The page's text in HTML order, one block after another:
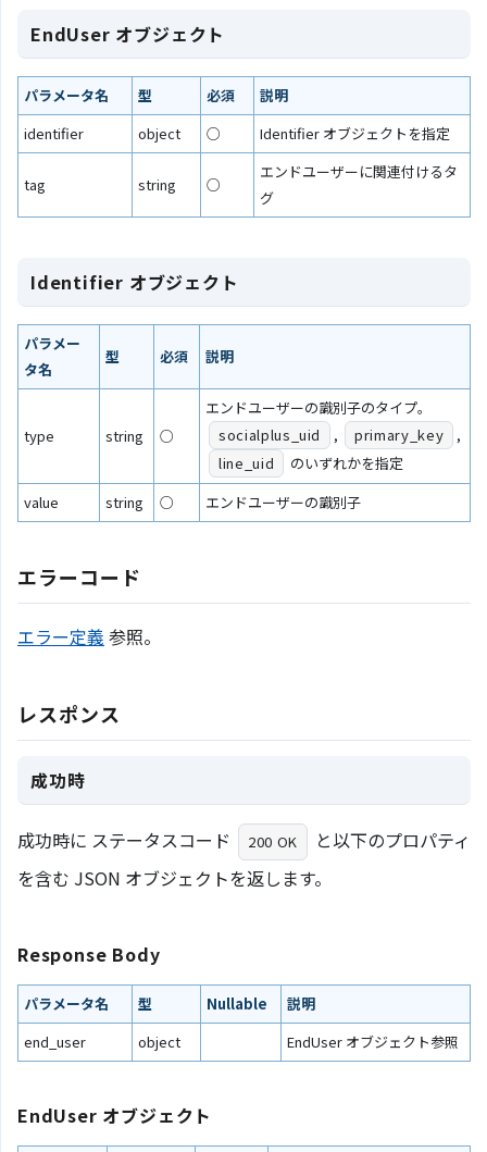
EndUser オブジェクト
パラメータ名 型 必須
説明
identifier
object ○ Identifier オブジェクトを指定
tag string ○
エンドユーザーに関連付けるタ
グ
Identifier オブジェクト
パラメー
タ名
型 必須 説明
type string ○
エンドユーザーの識別子のタイプ。
socialplus_uid
, primary_key
,
line_uid
のいずれかを指定
value
string ○ エンドユーザーの識別子
エラーコード
エラー定義 参照。
レスポンス
成功時
成功時に ステータスコード 200 OK
と以下のプロパティ
を含む JSON オブジェクトを返します。
Response Body
パラメータ名 型 Nullable
説明
end_user
object EndUser オブジェクト参照
EndUser オブジェクト